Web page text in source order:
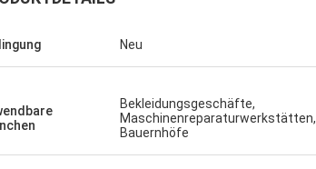
Neu
Bekleidungsgeschäfte,
Maschinenreparaturwerkstätten,
Bauernhöfe